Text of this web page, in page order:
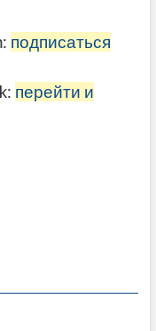
подписаться
перейти и